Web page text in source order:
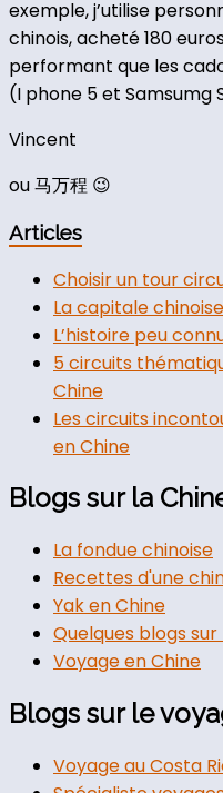
exemple, j’utilise
chinois, acheté 180
performant que les
(I phone 5 et Samsumg
Vincent
ou 马万程 😉
Articles
Choisir un tour
La capitale
L’histoire peu
5 circuits
Chine
Les circuits
en Chine
Blogs sur la
La fondue chinoise
Recettes d'une
Yak en Chine
Quelques blogs sur
Voyage en Chine
Blogs sur le
Voyage au Costa